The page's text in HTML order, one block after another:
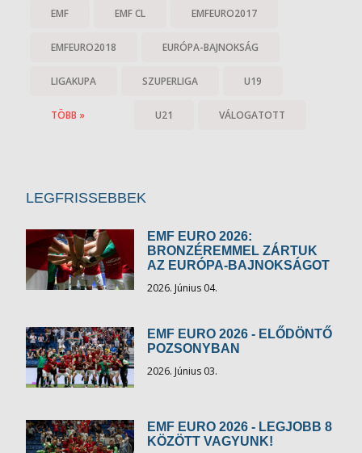
EMF EMF CL EMFEURO2017
EMFEURO2018 EURÓPA-BAJNOKSÁG
LIGAKUPA SZUPERLIGA U19
U21 VÁLOGATOTT
TÖBB »
LEGFRISSEBBEK
EMF EURO 2026:
BRONZÉREMMEL ZÁRTUK
AZ EURÓPA-BAJNOKSÁGOT
2026. Június 04.
EMF EURO 2026 - ELŐDÖNTŐ
POZSONYBAN
2026. Június 03.
EMF EURO 2026 - LEGJOBB 8
KÖZÖTT VAGYUNK!